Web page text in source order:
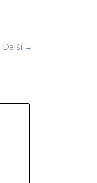
Další →